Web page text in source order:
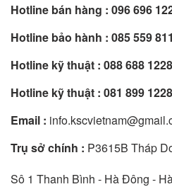
Hotline bán hàng : 096 696
Hotline bảo hành : 085 559
Hotline kỹ thuật : 088 688 1228
Hotline kỹ thuật : 081 899 1228
Email :
Trụ sở chính : P3615B Tháp
Sô 1 Thanh Bình - Hà Đông -